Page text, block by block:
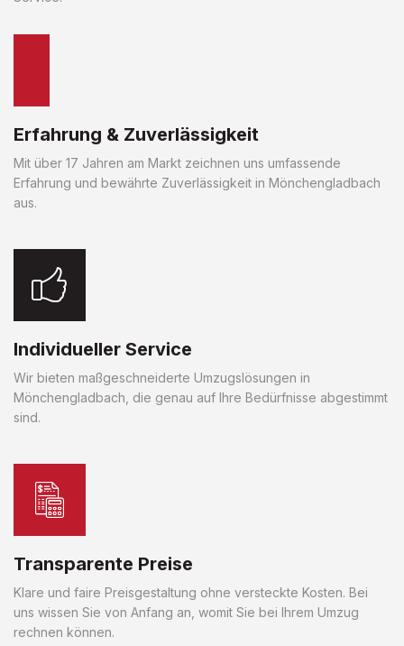
Erfahrung & Zuverlässigkeit
Mit über 17 Jahren am Markt zeichnen uns umfassende
Erfahrung und bewährte Zuverlässigkeit in Mönchengladbach
aus.
Individueller Service
Wir bieten maßgeschneiderte Umzugslösungen in
Mönchengladbach, die genau auf Ihre Bedürfnisse abgestimmt
sind.
Transparente Preise
Klare und faire Preisgestaltung ohne versteckte Kosten. Bei
uns wissen Sie von Anfang an, womit Sie bei Ihrem Umzug
rechnen können.